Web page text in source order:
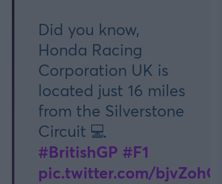
Did you know,
Honda Racing
Corporation UK is
located just 16 miles
from the Silverstone
Circuit 💻
#BritishGP #F1
pic.twitter.com/